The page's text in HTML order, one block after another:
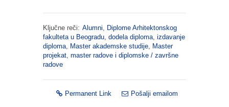
Ključne reči: Alumni
Diplome Arhitektonskog
fakulteta u Beogradu dodela diploma izdavanje
diploma Master akademske studije Master
projekat master radove i diplomske / završne
radove
Permanent Link Pošalji emailom